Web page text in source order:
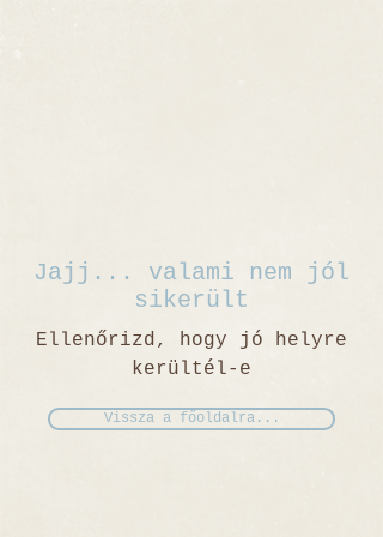
Jajj... valami nem jól
sikerült
Ellenőrizd, hogy jó helyre
kerültél-e
Vissza a főoldalra...